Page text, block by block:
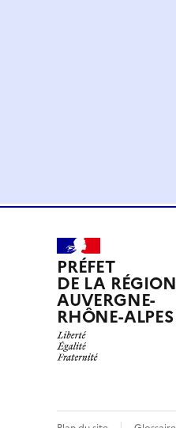
PRÉFET
DE LA RÉGION
AUVERGNE-
RHÔNE-ALPES